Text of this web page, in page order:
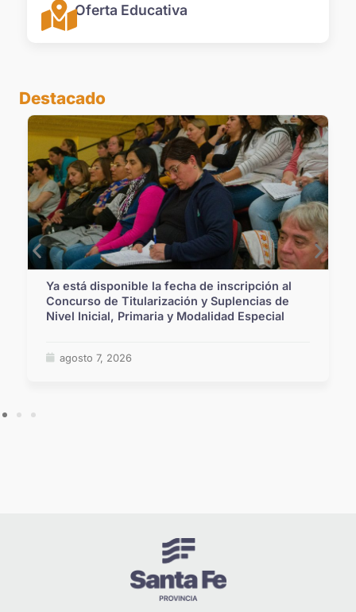
Oferta Educativa
Destacado
Ya está disponible la fecha de inscripción al
Concurso de Titularización y Suplencias de
Nivel Inicial, Primaria y Modalidad Especial
agosto 7, 2026